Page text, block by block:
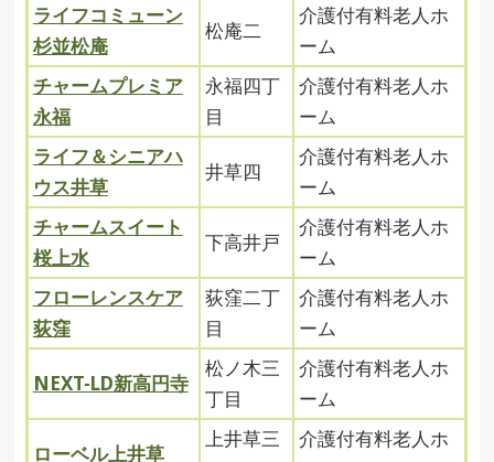
ライフコミューン
杉並松庵
松庵二
介護付有料老人ホ
ーム
チャームプレミア
永福
永福四丁
目
介護付有料老人ホ
ーム
ライフ＆シニアハ
ウス井草
井草四
介護付有料老人ホ
ーム
チャームスイート
桜上水
下高井戸
介護付有料老人ホ
ーム
フローレンスケア
荻窪
荻窪二丁
目
介護付有料老人ホ
ーム
NEXT-LD新高円寺
松ノ木三
丁目
介護付有料老人ホ
ーム
ローベル上井草
上井草三
介護付有料老人ホ